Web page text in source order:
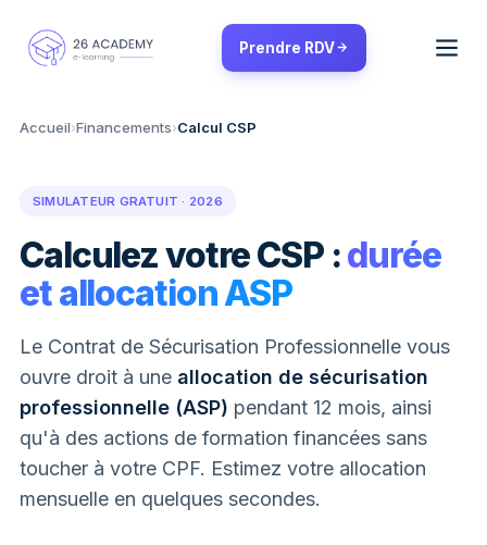
Prendre RDV
Accueil›Financements›Calcul CSP
SIMULATEUR GRATUIT · 2026
Calculez votre CSP :durée
et allocation ASP
Le Contrat de Sécurisation Professionnelle vous
ouvre droit à une allocation de sécurisation
professionnelle (ASP) pendant 12 mois, ainsi
qu'à des actions de formation financées sans
toucher à votre CPF. Estimez votre allocation
mensuelle en quelques secondes.